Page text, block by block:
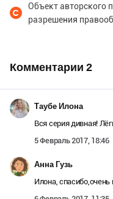
Объект авторского
разрешения
Комментарии 2
Таубе Илона
Вся серия дивная!
5 Февраль 2017, 18:46
Анна Гузь
Илона, спасибо,очень